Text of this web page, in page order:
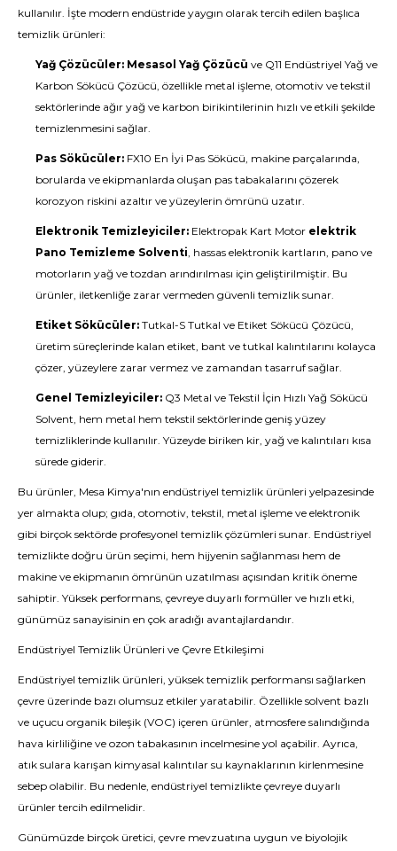
kullanılır. İşte modern endüstride yaygın olarak tercih edilen başlıca
temizlik ürünleri:
Yağ Çözücüler: Mesasol Yağ Çözücü ve Q11 Endüstriyel Yağ ve
Karbon Sökücü Çözücü, özellikle metal işleme, otomotiv ve tekstil
sektörlerinde ağır yağ ve karbon birikintilerinin hızlı ve etkili şekilde
temizlenmesini sağlar.
Pas Sökücüler: FX10 En İyi Pas Sökücü, makine parçalarında,
borularda ve ekipmanlarda oluşan pas tabakalarını çözerek
korozyon riskini azaltır ve yüzeylerin ömrünü uzatır.
Elektronik Temizleyiciler: Elektropak Kart Motor elektrik
Pano Temizleme Solventi, hassas elektronik kartların, pano ve
motorların yağ ve tozdan arındırılması için geliştirilmiştir. Bu
ürünler, iletkenliğe zarar vermeden güvenli temizlik sunar.
Etiket Sökücüler: Tutkal-S Tutkal ve Etiket Sökücü Çözücü,
üretim süreçlerinde kalan etiket, bant ve tutkal kalıntılarını kolayca
çözer, yüzeylere zarar vermez ve zamandan tasarruf sağlar.
Genel Temizleyiciler: Q3 Metal ve Tekstil İçin Hızlı Yağ Sökücü
Solvent, hem metal hem tekstil sektörlerinde geniş yüzey
temizliklerinde kullanılır. Yüzeyde biriken kir, yağ ve kalıntıları kısa
sürede giderir.
Bu ürünler, Mesa Kimya'nın endüstriyel temizlik ürünleri yelpazesinde
yer almakta olup; gıda, otomotiv, tekstil, metal işleme ve elektronik
gibi birçok sektörde profesyonel temizlik çözümleri sunar. Endüstriyel
temizlikte doğru ürün seçimi, hem hijyenin sağlanması hem de
makine ve ekipmanın ömrünün uzatılması açısından kritik öneme
sahiptir. Yüksek performans, çevreye duyarlı formüller ve hızlı etki,
günümüz sanayisinin en çok aradığı avantajlardandır.
Endüstriyel Temizlik Ürünleri ve Çevre Etkileşimi
Endüstriyel temizlik ürünleri, yüksek temizlik performansı sağlarken
çevre üzerinde bazı olumsuz etkiler yaratabilir. Özellikle solvent bazlı
ve uçucu organik bileşik (VOC) içeren ürünler, atmosfere salındığında
hava kirliliğine ve ozon tabakasının incelmesine yol açabilir. Ayrıca,
atık sulara karışan kimyasal kalıntılar su kaynaklarının kirlenmesine
sebep olabilir. Bu nedenle, endüstriyel temizlikte çevreye duyarlı
ürünler tercih edilmelidir.
Günümüzde birçok üretici, çevre mevzuatına uygun ve biyolojik